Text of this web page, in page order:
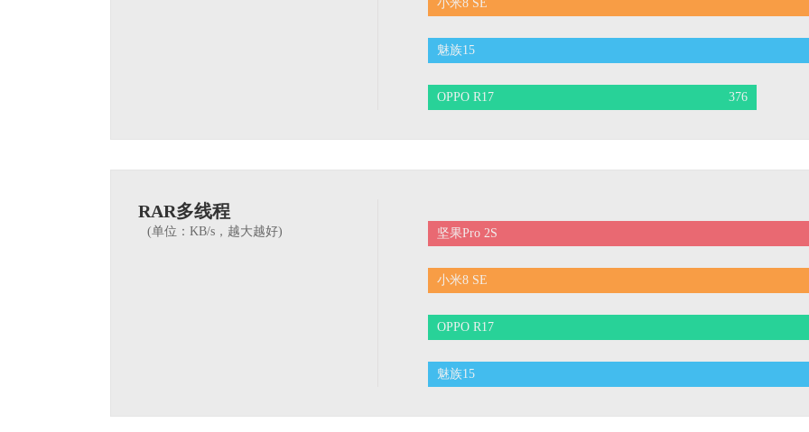
小米8 SE
魅族15
OPPO R17 376
RAR多线程
(单位：KB/s，越大越好) 坚果Pro 2S
小米8 SE
OPPO R17
魅族15